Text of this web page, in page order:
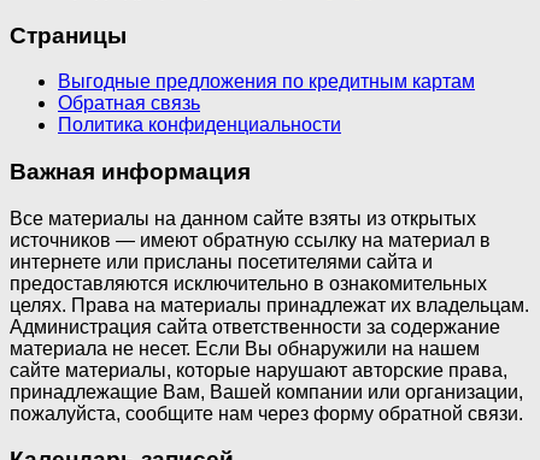
Страницы
Выгодные предложения по кредитным картам
Обратная связь
Политика конфиденциальности
Важная информация
Все материалы на данном сайте взяты из открытых
источников — имеют обратную ссылку на материал в
интернете или присланы посетителями сайта и
предоставляются исключительно в ознакомительных
целях. Права на материалы принадлежат их владельцам.
Администрация сайта ответственности за содержание
материала не несет. Если Вы обнаружили на нашем
сайте материалы, которые нарушают авторские права,
принадлежащие Вам, Вашей компании или организации,
пожалуйста, сообщите нам через форму обратной связи.